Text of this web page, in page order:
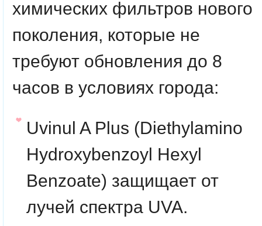
химических фильтров нового
поколения, которые не
требуют обновления до 8
часов в условиях города:
Uvinul A Plus (Diethylamino
Hydroxybenzoyl Hexyl
Benzoate) защищает от
лучей спектра UVA.